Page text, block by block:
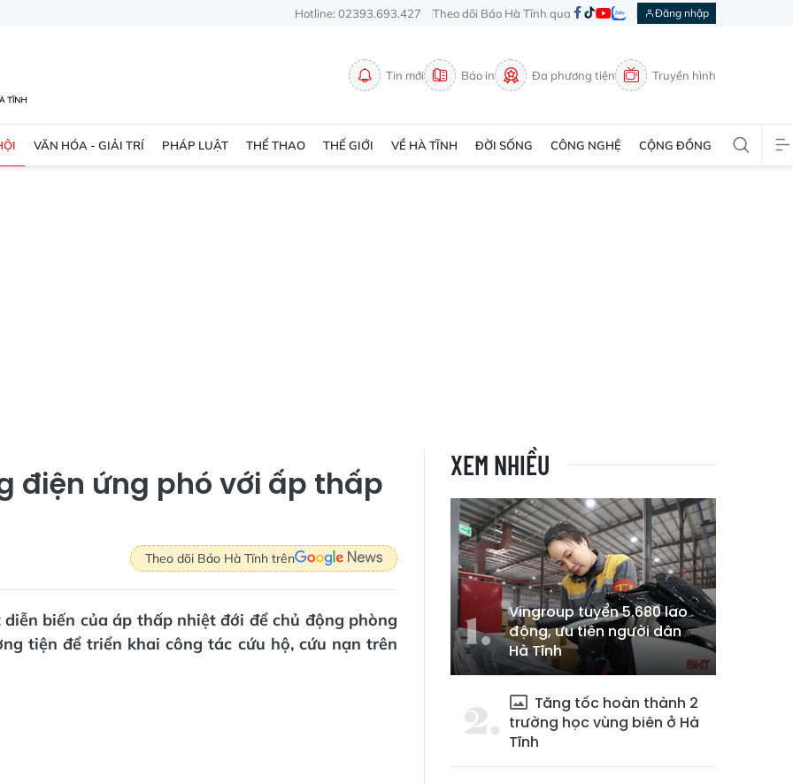
Hotline: 02393.693.427 Theo dõi Báo Hà Tĩnh qua Đăng nhập
Tin mới Báo in Đa phương tiện Truyền hình
VĂN HÓA - GIẢI TRÍ PHÁP LUẬT THỂ THAO THẾ GIỚI VỀ HÀ TĨNH ĐỜI SỐNG CÔNG NGHỆ CỘNG ĐỒNG
điện ứng phó với ấp thấp
Theo dõi Báo Hà Tĩnh trên
biến của áp thấp nhiệt đới để chủ động phòng
tiện để triển khai công tác cứu hộ, cứu nạn trên
XEM NHIỀU
Vingroup tuyển 5.680 lao
động, ưu tiên người dân
Hà Tĩnh
Tăng tốc hoàn thành 2
trường học vùng biên ở Hà
Tĩnh